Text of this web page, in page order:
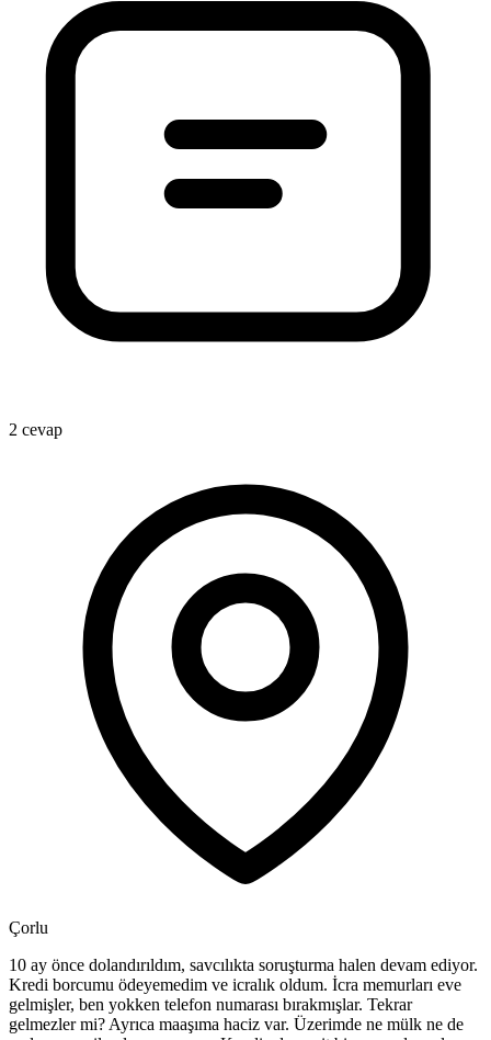
2 cevap
Çorlu
10 ay önce dolandırıldım, savcılıkta soruşturma halen devam ediyor.
Kredi borcumu ödeyemedim ve icralık oldum. İcra memurları eve
gelmişler, ben yokken telefon numarası bırakmışlar. Tekrar
gelmezler mi? Ayrıca maaşıma haciz var. Üzerimde ne mülk ne de